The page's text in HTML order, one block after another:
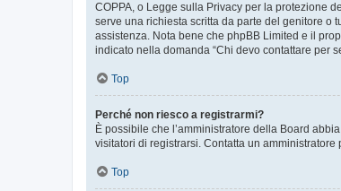
COPPA, o Legge sulla Privacy per la protezione
serve una richiesta scritta da parte del genitore o
assistenza. Nota bene che phpBB Limited e il
indicato nella domanda “Chi devo contattare per
Top
Perché non riesco a registrarmi?
È possibile che l’amministratore della Board
visitatori di registrarsi. Contatta un amministratore
Top